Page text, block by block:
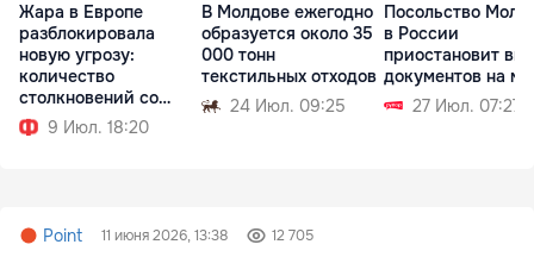
Жара в Европе
разблокировала
новую угрозу:
количество
столкновений со
змеями выросло
9 Июл. 18:20
В Молдове ежегодно
образуется около 35
000 тонн
текстильных отходов
24 Июл. 09:25
Посольство
в России
приостановит
документов на
27 Июл. 07:27
Point 11 июня 2026, 13:38 12 705